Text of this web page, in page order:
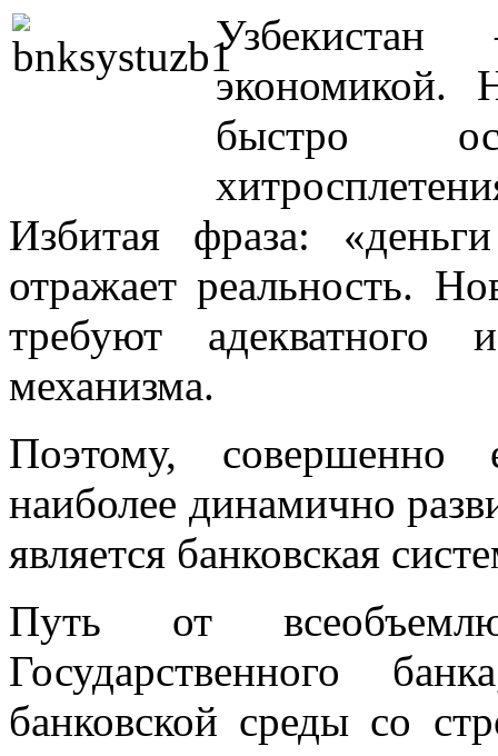
экономикой.
быстро
Избитая фраза:
отражает реальность.
требуют адекватного
механизма.
Поэтому, совершенно
наиболее динамично
является банковская
Путь от
Государственного
банковской среды со